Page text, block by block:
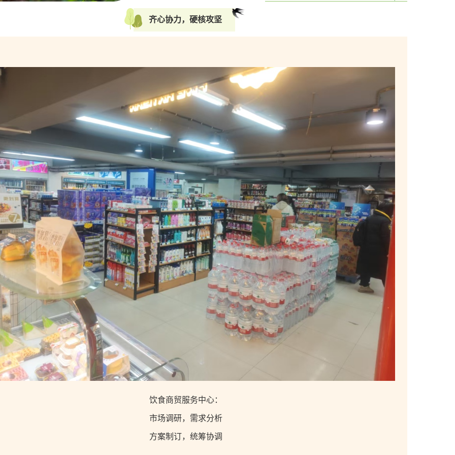
齐心协力，硬核攻坚
饮食商贸服务中心：
市场调研，需求分析
方案制订，统筹协调